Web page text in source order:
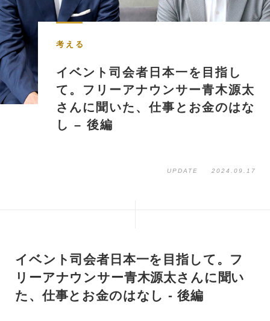
考える
イベント司会者日本一を目指し
て。フリーアナウンサー青木源太
さんに聞いた、仕事とお金のはな
し – 後編
UPDATE 2024.09.17
イベント司会者日本一を目指して。フ
リーアナウンサー青木源太さんに聞い
た、仕事とお金のはなし - 後編